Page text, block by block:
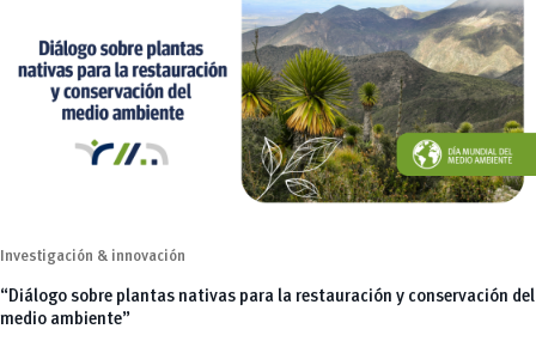
Investigación & innovación
“Diálogo sobre plantas nativas para la restauración y conservación del
medio ambiente”